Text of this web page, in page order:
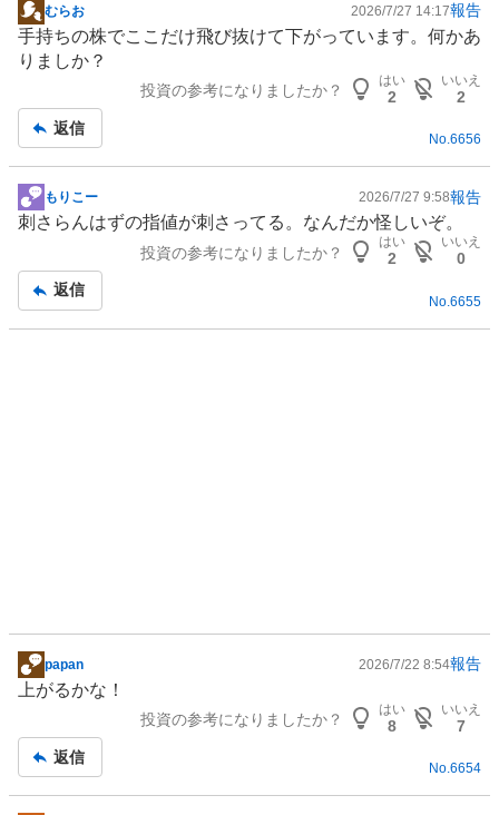
掲
示
板
むらお 2026/7/27 14:17報告
手持ちの株でここだけ飛び抜けて下がっています。何かあ
りましか？
投資の参考になりましたか？
はい
2
いいえ
2
返信
No.6656
掲
示
事
もりこー 2026/7/27 9:58報告
刺さらんはずの指値が刺さってる。なんだか怪しいぞ。
投資の参考になりましたか？
はい
2
いいえ
0
返信
No. 6655
掲
示
事
papan 2026/7/22 8:54報告
上がるかな！
投資の参考になりましたか？
はい
8
いいえ
7
返信
No.6654